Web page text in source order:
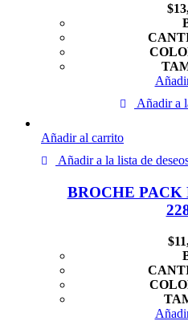
$
Añadir a
Añadir al carrito
Añadir a la lista de
BROCHE PACK
$